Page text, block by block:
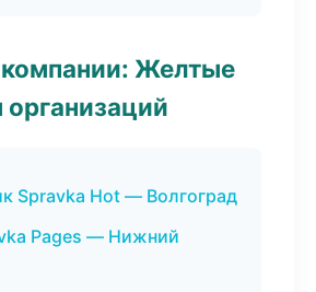
Желтые
Spravka Hot — Волгоград
Pages — Нижний